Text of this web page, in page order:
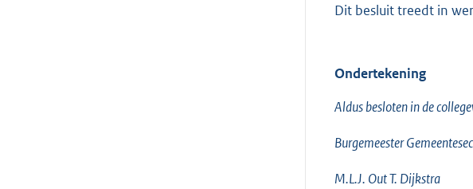
Dit besluit treedt in
Ondertekening
Aldus besloten in de
Burgemeester
M.L.J. Out T. Dijkstra